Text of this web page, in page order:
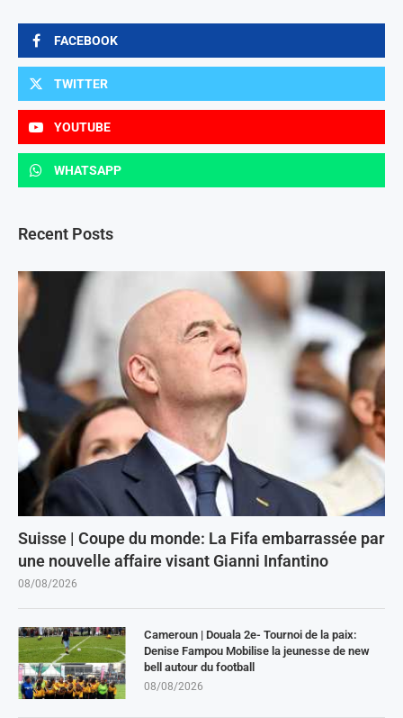
FACEBOOK
TWITTER
YOUTUBE
WHATSAPP
Recent Posts
Suisse | Coupe du monde: La Fifa embarrassée par
une nouvelle affaire visant Gianni Infantino
08/08/2026
Cameroun | Douala 2e- Tournoi de la paix:
Denise Fampou Mobilise la jeunesse de new
bell autour du football
08/08/2026